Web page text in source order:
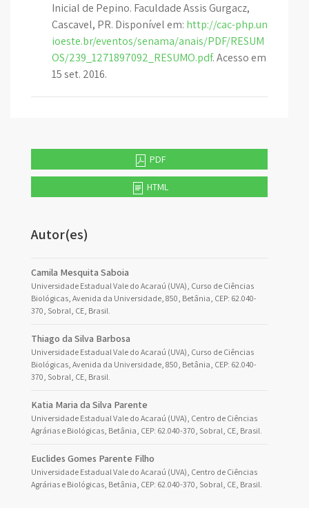
Inicial de Pepino. Faculdade Assis Gurgacz,
Cascavel, PR. Disponível em: http://cac-php.un
ioeste.br/eventos/senama/anais/PDF/RESUM
OS/239_1271897092_RESUMO.pdf. Acesso em
15 set. 2016.
PDF
HTML
Autor(es)
Camila Mesquita Saboia
Universidade Estadual Vale do Acaraú (UVA), Curso de Ciências
Biológicas, Avenida da Universidade, 850, Betânia, CEP: 62.040-
370, Sobral, CE, Brasil.
Thiago da Silva Barbosa
Universidade Estadual Vale do Acaraú (UVA), Curso de Ciências
Biológicas, Avenida da Universidade, 850, Betânia, CEP: 62.040-
370, Sobral, CE, Brasil.
Katia Maria da Silva Parente
Universidade Estadual Vale do Acaraú (UVA), Centro de Ciências
Agrárias e Biológicas, Betânia, CEP: 62.040-370, Sobral, CE, Brasil.
Euclides Gomes Parente Filho
Universidade Estadual Vale do Acaraú (UVA), Centro de Ciências
Agrárias e Biológicas, Betânia, CEP: 62.040-370, Sobral, CE, Brasil.